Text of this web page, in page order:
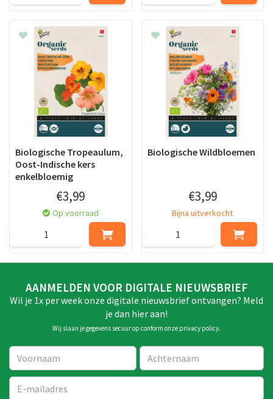
Biologische Tropeaulum,
Oost-Indische kers
enkelbloemig
€3,99
Op voorraad
Biologische Wildbloemen
€3,99
Bijna uitverkocht
AANMELDEN VOOR DIGITALE NIEUWSBRIEF
Wil je 1x per week onze digitale nieuwsbrief ontvangen? Meld
je dan hier aan!
Wij slaan je gegevens secuur op conform onze privacy policy.